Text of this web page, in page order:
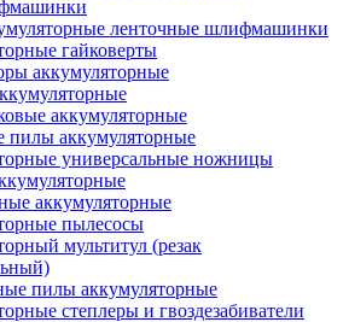
ленточные шлифмашинки
гайковерты
аккумуляторные
аккумуляторные
пилы аккумуляторные
универсальные ножницы
аккумуляторные
пылесосы
мультитул (резак
пилы аккумуляторные
степлеры и гвоздезабиватели